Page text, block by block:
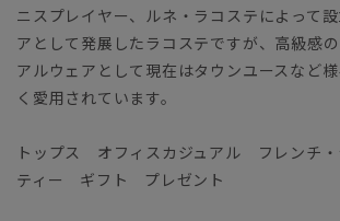
ニスプレイヤー、ルネ・ラコステによって
アとして発展したラコステですが、高級感
アルウェアとして現在はタウンユースなど
く愛用されています。
トップス オフィスカジュアル フレンチ
ティー ギフト プレゼント